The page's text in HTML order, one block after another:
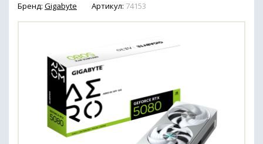
Бренд: Gigabyte Артикул: 74153